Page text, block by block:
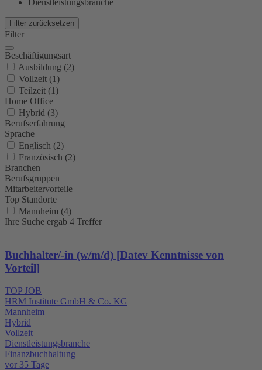
Dienstleistungsbranche
Filter zurücksetzen
Filter
Beschäftigungsart
Ausbildung (2)
Vollzeit (1)
Teilzeit (1)
Home Office
Hybrid (3)
Berufserfahrung
Sprache
Englisch (2)
Französisch (2)
Branchen
Berufsgruppen
Mitarbeitervorteile
Top Standorte
Mannheim (4)
Ihre Suche ergab 4 Treffer
Buchhalter/-in (w/m/d) [Datev Kenntnisse von
Vorteil]
TOP JOB
HRM Institute GmbH & Co. KG
Mannheim
Hybrid
Vollzeit
Dienstleistungsbranche
Finanzbuchhaltung
vor 35 Tage